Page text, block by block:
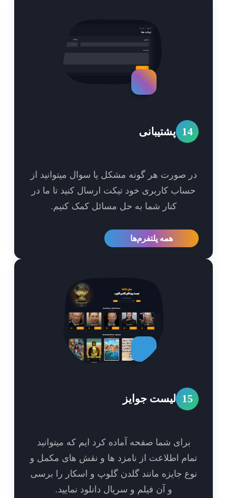
پشتیبانی
صورت هر گونه مشکل یا سوال میتوانید از
کاربری خود تیکت ارسال کنید تا ما در
کنار شما به حل مسائل کمک کنیم.
همه پلتفرم‌ها
لیست جوایز
برای شما صفحه آماده کرد ایم که میتوانید
اطلاعت از نامزد ها و نقش های مکمل و
جایزه مانند گلدن گلوپ و اسکار را برسی
و آن فیلم و سریال دانلود نمایید.